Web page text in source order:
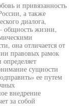
и привязанность
а также
диалога,
общность жизни,
она отличается от
правовых рамок
сущности
ее путем
внедрение
за собой